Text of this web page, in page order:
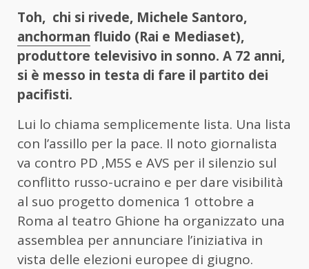
Toh, chi si rivede, Michele Santoro,
anchorman fluido (Rai e Mediaset),
produttore televisivo in sonno. A 72 anni,
si è messo in testa di fare il partito dei
pacifisti.
Lui lo chiama semplicemente lista. Una lista
con l’assillo per la pace. Il noto giornalista
va contro PD ,M5S e AVS per il silenzio sul
conflitto russo-ucraino e per dare visibilità
al suo progetto domenica 1 ottobre a
Roma al teatro Ghione ha organizzato una
assemblea per annunciare l’iniziativa in
vista delle elezioni europee di giugno.